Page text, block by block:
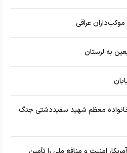
موکب‌داران عراقی
معظم شهید سفیددشتی جنگ